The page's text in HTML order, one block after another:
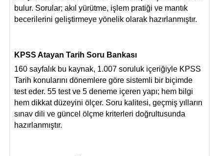
bulur. Sorular; akı l yürütme, işlem pratiği ve mantık
becerilerini geliştirmeye yönelik olarak hazırlanmıştır.
KPSS Atayan Tarih Soru Bankası
160 sayfalık bu kaynak, 1.007 soruluk içeriğiyle KPSS
Tarih konularını dönemlere göre sistemli bir biçimde
test eder. 55 test ve 5 deneme içeren yapı; hem bilgi
hem dikkat düzeyini ölçer. Soru kalitesi, geçmiş yılların
sınav dili ve güncel ölçme kriterleri doğrultusunda
hazırlanmıştır.